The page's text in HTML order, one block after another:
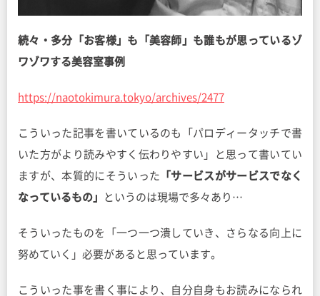
続々・多分「お客様」も「美容師」も誰もが思っているゾ
ワゾワする美容室事例
https://naotokimura.tokyo/archives/2477
こういった記事を書いているのも「パロディータッチで書
いた方がより読みやすく伝わりやすい」と思って書いてい
ますが、本質的にそういった 「サービスがサービスでなく
なっているもの」
というのは現場で多々あり…
そういったものを「一つ一つ潰していき、さらなる向上に
努めていく」必要があると思っています。
こういった事を書く事により、自分自身もお読みになられ